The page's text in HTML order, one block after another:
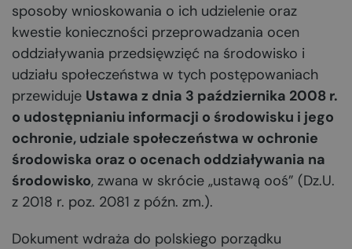
sposoby wnioskowania o ich udzielenie oraz
kwestie konieczności przeprowadzania ocen
oddziaływania przedsięwzięć na środowisko i
udziału społeczeństwa w tych postępowaniach
przewiduje Ustawa z dnia 3 października 2008 r.
o udostępnianiu informacji o środowisku i jego
ochronie, udziale społeczeństwa w ochronie
środowiska oraz o ocenach oddziaływania na
środowisko, zwana w skrócie „ustawą ooś” (Dz.U.
z 2018 r. poz. 2081 z późn. zm.).
Dokument wdraża do polskiego porządku